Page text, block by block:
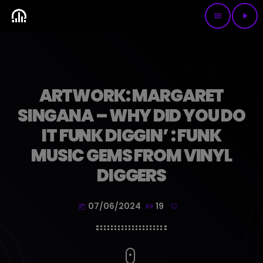
menu play_arrow
ARTWORK: MARGARET
SINGANA – WHY DID YOU DO
IT FUNK DIGGIN’ : FUNK
MUSIC GEMS FROM VINYL
DIGGERS
today 07/06/2024 19